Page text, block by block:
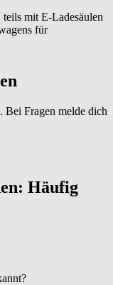
mit E-Ladesäulen
für
Bei Fragen melde dich
Häufig